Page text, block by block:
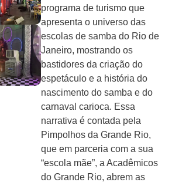
programa de turismo que
apresenta o universo das
escolas de samba do Rio de
Janeiro, mostrando os
bastidores da criação do
espetáculo e a história do
nascimento do samba e do
carnaval carioca. Essa
narrativa é contada pela
Pimpolhos da Grande Rio,
que em parceria com a sua
“escola mãe”, a Acadêmicos
do Grande Rio, abrem as